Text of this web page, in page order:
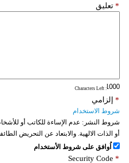
تعليق *
: Characters Left
إلزامي *
شروط الاستخدام
شروط النشر: عدم الإساءة للكاتب أو
أو الذات الالهية. والابتعاد عن التحريض
اُوافق على شروط الأستخدام
Security Code *